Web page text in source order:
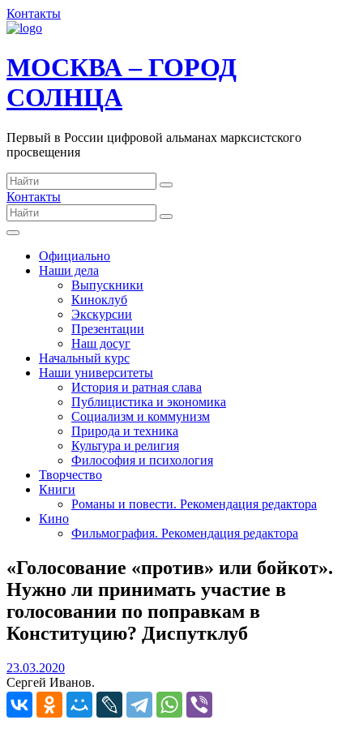
Контакты
МОСКВА – ГОРОД
СОЛНЦА
Первый в России цифровой альманах марксистского
просвещения
Контакты
Официально
Наши дела
Выпускники
Киноклуб
Экскурсии
Презентации
Наш досуг
Начальный курс
Наши университеты
История и ратная слава
Публицистика и экономика
Социализм и коммунизм
Природа и техника
Культура и религия
Философия и психология
Творчество
Книги
Романы и повести. Рекомендация редактора
Кино
Фильмография. Рекомендация редактора
«Голосование «против» или бойкот».
Нужно ли принимать участие в
голосовании по поправкам в
Конституцию? Диспутклуб
23.03.202023.03.2020
Сергей Иванов.